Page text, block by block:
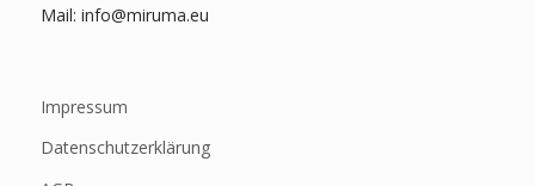
Mail: info@miruma.eu
Impressum
Datenschutzerklärung